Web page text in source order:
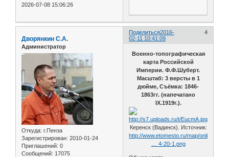
2026-07-08 15:06:26
Поделиться 4
2016-
02-11 10:41:09
Дворянкин С.А.
Администратор
Откуда: г.Пенза
Зарегистрирован: 2010-01-24
Приглашений: 0
Сообщений: 17075
Военно-топографическая
карта Российской
Империи. Ф.Ф.Шуберт.
Масштаб: 3 версты в 1
дюйме, Съёмка: 1846-
1863гг. (напечатано
IX.1919г.).
Керенск (Вадинск). Источник:
http://www.etomesto.ru/map/online/
… 4-20-1.png